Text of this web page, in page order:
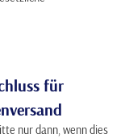
für
nur dann, wenn dies